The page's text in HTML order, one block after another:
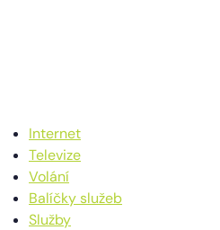
Internet
Televize
Volání
Balíčky služeb
Služby